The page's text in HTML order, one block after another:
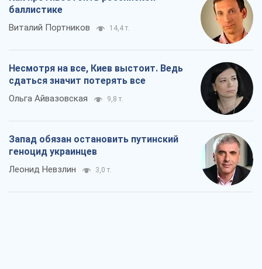
баллистике
Виталий Портников 14,4 т.
Несмотря на все, Киев выстоит. Ведь
сдаться значит потерять все
Ольга Айвазовская 9,8 т.
Запад обязан остановить путинский
геноцид украинцев
Леонид Невзлин 3,0 т.